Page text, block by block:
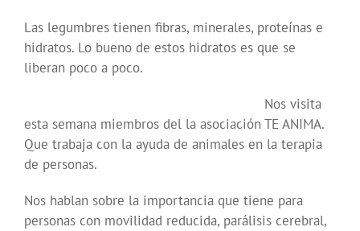
Las legumbres tienen fibras, minerales, proteínas e
hidratos. Lo bueno de estos hidratos es que se
liberan poco a poco.
Nos visita
esta semana miembros del la asociación TE ANIMA.
Que trabaja con la ayuda de animales en la terapia
de personas.
Nos hablan sobre la importancia que tiene para
personas con movilidad reducida, parálisis cerebral,